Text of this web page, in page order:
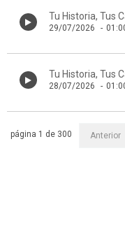
Tu Historia, Tus
29/07/2026 -
Tu Historia, Tus
28/07/2026 -
Anterior
página 1 de 300